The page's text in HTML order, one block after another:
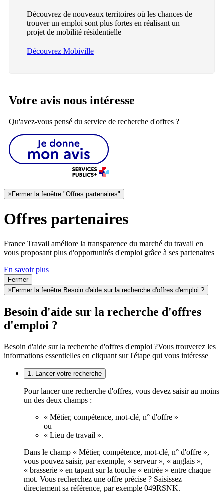
Découvrez de nouveaux territoires où les chances de
trouver un emploi sont plus fortes en réalisant un
projet de mobilité résidentielle
Découvrez Mobiville
Votre avis nous intéresse
Qu'avez-vous pensé du service de recherche d'offres ?
× Fermer la fenêtre "Offres partenaires"
Offres partenaires
France Travail améliore la transparence du marché du travail en
vous proposant plus d'opportunités d'emploi grâce à ses partenaires
En savoir plus
Fermer
×Fermer la fenêtre Besoin d'aide sur la recherche d'offres d'emploi ?
Besoin d'aide sur la recherche d'offres
d'emploi ?
Besoin d'aide sur la recherche d'offres d'emploi ?Vous trouverez les
informations essentielles en cliquant sur l'étape qui vous intéresse
1. Lancer votre recherche
Pour lancer une recherche d'offres, vous devez saisir au moins
un des deux champs :
« Métier, compétence, mot-clé, n° d'offre »
ou
« Lieu de travail ».
Dans le champ « Métier, compétence, mot-clé, n° d'offre »,
vous pouvez saisir, par exemple, « serveur », « anglais »,
« brasserie » en tapant sur la touche « entrée » entre chaque
mot. Vous recherchez une offre précise ? Saisissez
directement sa référence, par exemple 049RSNK.